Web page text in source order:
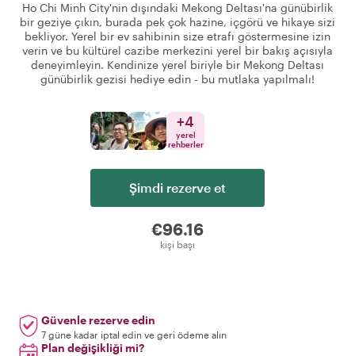
Ho Chi Minh City'nin dışındaki Mekong Deltası'na günübirlik
bir geziye çıkın, burada pek çok hazine, içgörü ve hikaye sizi
bekliyor. Yerel bir ev sahibinin size etrafı göstermesine izin
verin ve bu kültürel cazibe merkezini yerel bir bakış açısıyla
deneyimleyin. Kendinize yerel biriyle bir Mekong Deltası
günübirlik gezisi hediye edin - bu mutlaka yapılmalı!
Şimdi rezerve et
€96.16
kişi başı
+4
yerel
rehberler
Güvenle rezerve edin
7 güne kadar iptal edin ve geri ödeme alın
Plan değişikliği mi?